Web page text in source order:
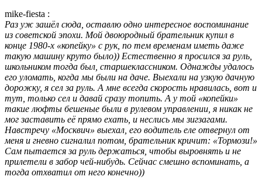
mike-fiesta :
Раз уж зашёл сюда, оставлю одно интересное воспоминание
из советской эпохи. Мой двоюродный брательник купил в
конце 1980-х «копейку» с рук, по тем временам иметь даже
такую машину круто было)) Естественно я просился за руль,
школьником тогда был, старшеклассником. Однажды удалось
его уломать, когда мы были на даче. Выехали на узкую дачную
дорожку, я сел за руль. А мне всегда скорость нравилась, вот и
тут, только сел и давай сразу топить. А у той «копейки»
такие люфты бешеные были в рулевом управлении, я никак не
мог заставить её прямо ехать, и неслись мы зигзагами.
Навстречу «Москвич» выехал, его водитель еле отвернул от
меня и гневно сигналил потом, брательник кричит: «Тормози!»
Сам пытается за руль держаться, чтобы выровнять и не
прилетели в забор чей-нибудь. Сейчас смешно вспоминать, а
тогда отхватил от него конечно))